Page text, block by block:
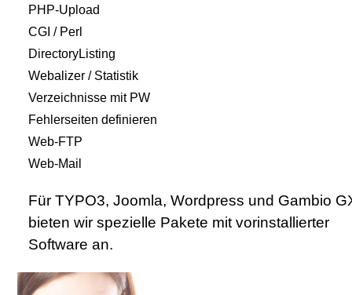
PHP-Upload
CGI / Perl
DirectoryListing
Webalizer / Statistik
Verzeichnisse mit PW
Fehlerseiten definieren
Web-FTP
Web-Mail
Für TYPO3, Joomla, Wordpress und Gambio
bieten wir spezielle Pakete mit vorinstallierter
Software an.